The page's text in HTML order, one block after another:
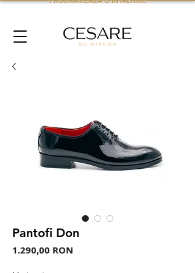
Pantofi Don
1.290,00 RON